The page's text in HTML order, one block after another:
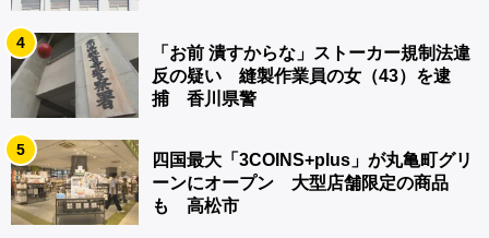
4
「お前 潰すからな」ストーカー規制法違
反の疑い 縫製作業員の女（43）を逮
捕 香川県警
5
四国最大「3COINS+plus」が丸亀町グリ
ーンにオープン 大型店舗限定の商品
も 高松市